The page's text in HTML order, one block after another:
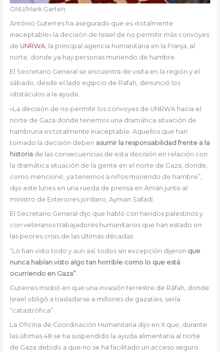
ONU/Mark Garten
António Guterres ha asegurado que es «totalmente
inaceptable» la decisión de Israel de no permitir más convoyes
de UNRWA, la principal agencia humanitaria en la Franja, al
norte, donde ya hay personas muriendo de hambre.
El Secretario General se encuentra de visita en la región y el
sábado, desde el lado egipcio de Rafah, denunció los
obstáculos a la ayuda.
«La decisión de no permitir los convoyes de UNRWA hacia el
norte de Gaza donde tenemos una dramática situación de
hambruna es totalmente inaceptable. Aquellos que han
tomado la decisión deben asumir la responsabilidad frente a la
historia de las consecuencias de esta decisión en relación con
la dramática situación de la gente en el norte de Gaza, donde,
como mencioné, ya tenemos a niños muriendo de hambre”,
dijo este lunes en una rueda de prensa en Amán junto al
ministro de Exteriores jordano, Ayman Safadi.
El Secretario General dijo que habló con heridos palestinos y
con veteranos trabajadores humanitarios que han estado en
las peores crisis de las últimas décadas
“Lo han visto todo y aun así, todos sin excepción dijeron que
nunca habían visto algo tan horrible como lo que está
ocurriendo en Gaza”.
Guterres insistió en que una invasión terrestre de Ráfah, donde
Israel obligó a trasladarse a millones de gazatíes, sería
“catastrófica”.
La Oficina de Coordinación Humanitaria dijo en X que, durante
las últimas 48 se ha suspendido la ayuda alimentaria al norte
de Gaza debido a que no se ha facilitado un acceso seguro.